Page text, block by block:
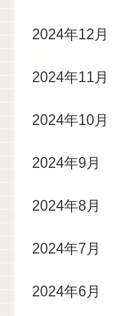
2024年12月
2024年11月
2024年10月
2024年9月
2024年8月
2024年7月
2024年6月